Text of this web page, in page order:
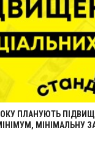
ПЛАНУЮТЬ
МІНІМАЛЬНУ